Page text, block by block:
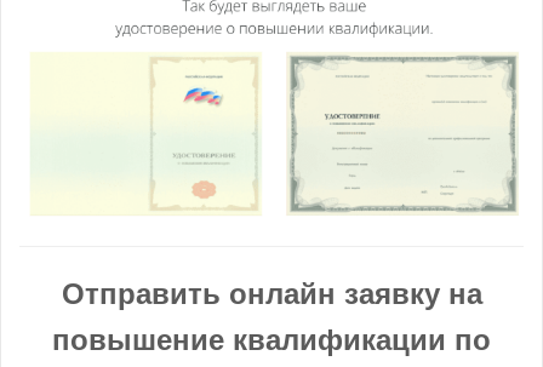
Отправить онлайн заявку на
повышение квалификации по